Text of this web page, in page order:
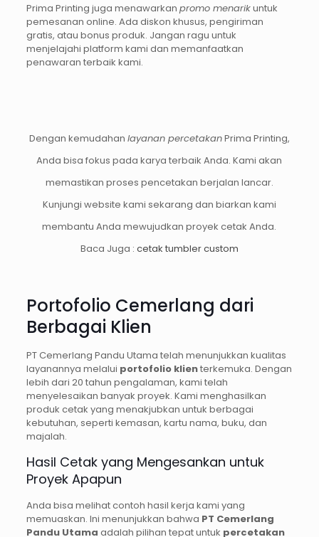
Prima Printing juga menawarkan promo menarikuntuk
pemesanan online. Ada diskon khusus, pengiriman
gratis, atau bonus produk. Jangan ragu untuk
menjelajahi platform kami dan memanfaatkan
penawaran terbaik kami.
Dengan kemudahan layanan percetakanPrima Printing,
Anda bisa fokus pada karya terbaik Anda. Kami akan
memastikan proses pencetakan berjalan lancar.
Kunjungi website kami sekarang dan biarkan kami
membantu Anda mewujudkan proyek cetak Anda.
Baca Juga : cetak tumbler custom
Portofolio Cemerlang dari
Berbagai Klien
PT Cemerlang Pandu Utama telah menunjukkan kualitas
layanannya melalui portofolio klienterkemuka. Dengan
lebih dari 20 tahun pengalaman, kami telah
menyelesaikan banyak proyek. Kami menghasilkan
produk cetak yang menakjubkan untuk berbagai
kebutuhan, seperti kemasan, kartu nama, buku, dan
majalah.
Hasil Cetak yang Mengesankan untuk
Proyek Apapun
Anda bisa melihat contoh hasil kerja kami yang
memuaskan. Ini menunjukkan bahwa PT Cemerlang
Pandu Utama adalah pilihan tepat untuk percetakan